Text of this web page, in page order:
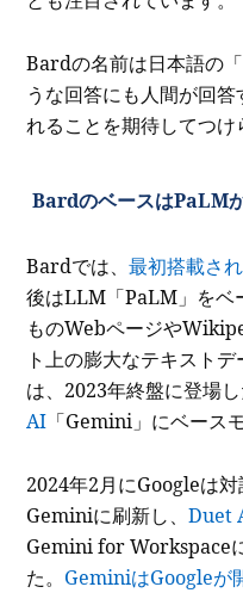
Bardの名前は日本語の
うな回答にも人間が回
れることを期待してつけ
BardのベースはPaLM
Bardでは、最初搭載さ
後はLLM「PaLM」をベ
ものWebページや
ト上の膨大なテキスト
は、2023年終盤に登場
AI 「Gemini」にベース
2024年2月にGoogleは
Geminiに刷新し、Duet
Gemini for Workspace
た。 GeminiはGoogleが